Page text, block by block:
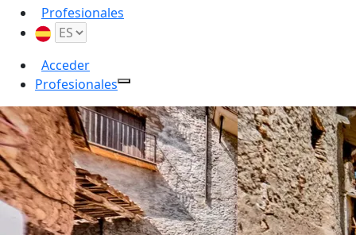
Profesionales
Acceder
Profesionales